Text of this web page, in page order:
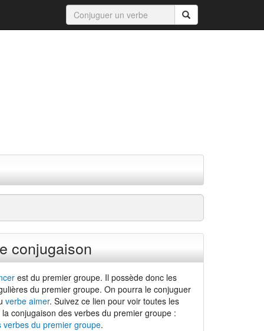
conjugaison
est du premier groupe. Il possède donc les
du premier groupe. On pourra le conjuguer
verbe aimer. Suivez ce lien pour voir toutes les
conjugaison des verbes du premier groupe :
verbes du premier groupe.